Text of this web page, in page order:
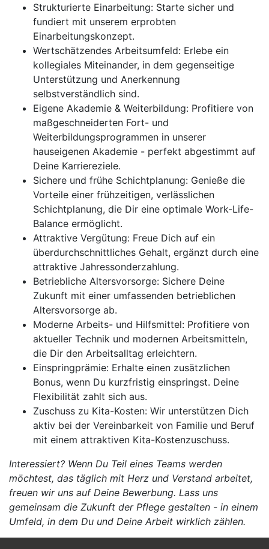
Strukturierte Einarbeitung: Starte sicher und
fundiert mit unserem erprobten
Einarbeitungskonzept.
Wertschätzendes Arbeitsumfeld: Erlebe ein
kollegiales Miteinander, in dem gegenseitige
Unterstützung und Anerkennung
selbstverständlich sind.
Eigene Akademie & Weiterbildung: Profitiere von
maßgeschneiderten Fort- und
Weiterbildungsprogrammen in unserer
hauseigenen Akademie - perfekt abgestimmt auf
Deine Karriereziele.
Sichere und frühe Schichtplanung: Genieße die
Vorteile einer frühzeitigen, verlässlichen
Schichtplanung, die Dir eine optimale Work-Life-
Balance ermöglicht.
Attraktive Vergütung: Freue Dich auf ein
überdurchschnittliches Gehalt, ergänzt durch eine
attraktive Jahressonderzahlung.
Betriebliche Altersvorsorge: Sichere Deine
Zukunft mit einer umfassenden betrieblichen
Altersvorsorge ab.
Moderne Arbeits- und Hilfsmittel: Profitiere von
aktueller Technik und modernen Arbeitsmitteln,
die Dir den Arbeitsalltag erleichtern.
Einspringprämie: Erhalte einen zusätzlichen
Bonus, wenn Du kurzfristig einspringst. Deine
Flexibilität zahlt sich aus.
Zuschuss zu Kita-Kosten: Wir unterstützen Dich
aktiv bei der Vereinbarkeit von Familie und Beruf
mit einem attraktiven Kita-Kostenzuschuss.
Interessiert? Wenn Du Teil eines Teams werden
möchtest, das täglich mit Herz und Verstand arbeitet,
freuen wir uns auf Deine Bewerbung. Lass uns
gemeinsam die Zukunft der Pflege gestalten - in einem
Umfeld, in dem Du und Deine Arbeit wirklich zählen.